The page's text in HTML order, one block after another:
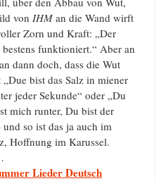
von IHM an die Wand wirft
Zorn und Kraft: „Der
funktioniert.“ Aber an
dann doch, dass die Wut
bist das Salz in miener
jeder Sekunde“ oder „Du
mich runter, Du bist der
so ist das ja auch im
Hoffnung im Karussel.
Lieder Deutsch